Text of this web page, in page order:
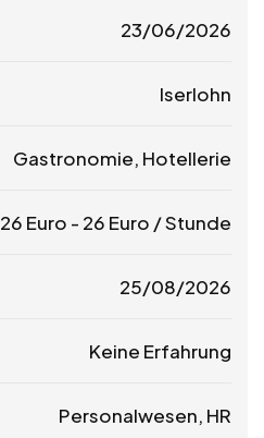
23/06/2026
Iserlohn
Gastronomie, Hotellerie
26 Euro - 26 Euro / Stunde
25/08/2026
Keine Erfahrung
Personalwesen, HR